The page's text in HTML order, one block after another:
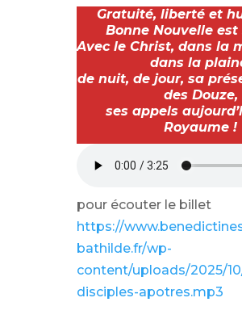
Gratuité, liberté et
Bonne Nouvelle est
Avec le Christ, dans la
dans la
de nuit, de jour, sa
des Douze,
ses appels
Royaume !
pour écouter le billet
https://
bathilde.fr/wp-
content/uploads/2025/
disciples-apotres.mp3